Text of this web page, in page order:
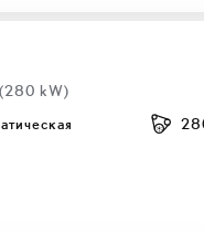
kW)